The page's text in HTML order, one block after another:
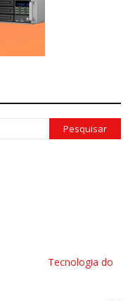
Tecnologia do